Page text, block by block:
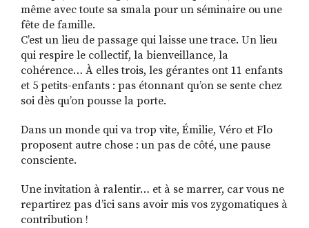
même avec toute sa smala pour un séminaire ou une
fête de famille.
C’est un lieu de passage qui laisse une trace. Un lieu
qui respire le collectif, la bienveillance, la
cohérence… À elles trois, les gérantes ont 11 enfants
et 5 petits-enfants : pas étonnant qu’on se sente chez
soi dès qu’on pousse la porte.
Dans un monde qui va trop vite, Émilie, Véro et Flo
proposent autre chose : un pas de côté, une pause
consciente.
Une invitation à ralentir… et à se marrer, car vous ne
repartirez pas d’ici sans avoir mis vos zygomatiques à
contribution !